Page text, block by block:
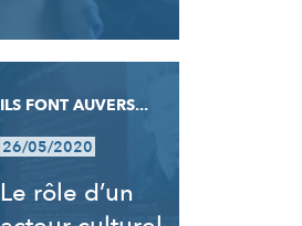
ILS FONT AUVERS...
26/05/2020
Le rôle d’un